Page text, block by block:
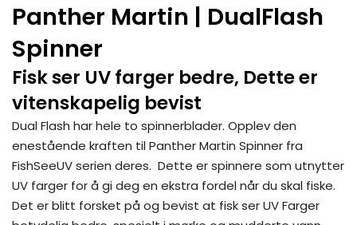
Panther Martin | DualFlash
Spinner
Fisk ser UV farger bedre, Dette er
vitenskapelig bevist
Dual Flash har hele to spinnerblader. Opplev den
enestående kraften til Panther Martin Spinner fra
FishSeeUV serien deres. Dette er spinnere som utnytter
UV farger for å gi deg en ekstra fordel når du skal fiske.
Det er blitt forsket på og bevist at fisk ser UV Farger